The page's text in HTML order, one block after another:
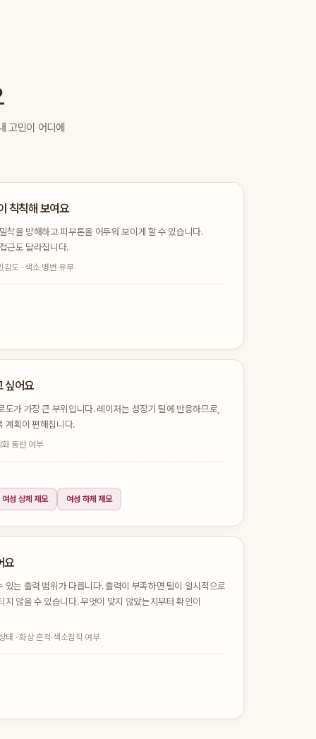
고민이 어디에
칙칙해 보여요
착을 방해하고 피부톤을 어두워 보이게 할 수 있습니다.
근도 달라집니다.
도 · 색소 병변 유무
싶어요
가 가장 큰 부위입니다. 레이저는 성장기 털에 반응하므로,
계획이 편해집니다.
화 동반 여부
여성 상체 제모 여성 하체 제모
요
있는 출력 범위가 다릅니다. 출력이 부족하면 털이 일시적으로
않을 수 있습니다. 무엇이 맞지 않았는지부터 확인이
· 화상 흔적·색소침착 여부